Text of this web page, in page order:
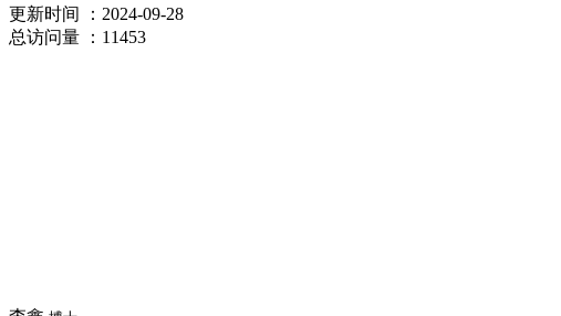
更新时间
：2024-09-28
总访问量 ：11453